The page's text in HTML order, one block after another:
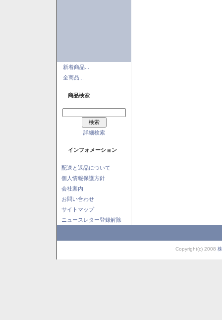
新着商品...
全商品...
商品検索
詳細検索
インフォメーション
配送と返品について
個人情報保護方針
会社案内
お問い合わせ
サイトマップ
ニュースレター登録解除
Copyright(c) 2008